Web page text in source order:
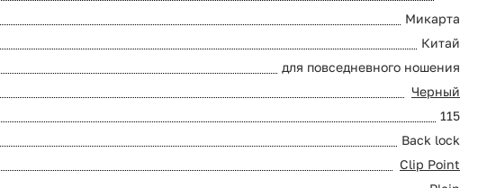
Микарта
Китай
для повседневного ношения
Черный
115
Back lock
Clip Point